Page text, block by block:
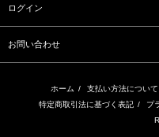
ログイン
お問い合わせ
ホーム / 支払い方法について
特定商取引法に基づく表記 / プ